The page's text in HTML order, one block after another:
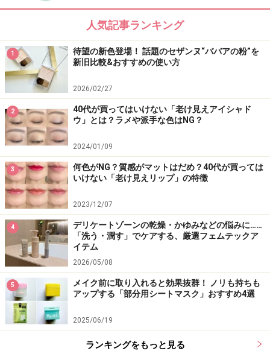
ピュアパールの微粒子で立体感と輝きを与えてくれる人気
パレット
シマーブリックと相性抜群の万能ブラシ
※記事内容は執筆時点のものです。最新の内容をご確認くださ
い。
※個人の体質、また、誤った方法による実践に起因して肌荒れや
不調を引き起こす場合があります。実践の際には、必ず自身の体
質及び健康状態を十分に考慮し、正しい方法で行ってください。
また、全ての方への有効性を保証するものではありません。
【編集部おすすめの購入サイト】
Amazonで化粧品・コスメをチェック！
人気記事ランキング
1
待望の新色登場！ 話題のセザンヌ“ババアの粉”を
新旧比較&おすすめの使い方
2026/02/27
2
40代が買ってはいけない「老け見えアイシャド
ウ」とは？ラメや派手な色はNG？
2024/01/09
3
何色がNG？質感がマットはだめ？40代が買っては
いけない「老け見えリップ」の特徴
2023/12/07
4
デリケートゾーンの乾燥・かゆみなどの悩みに……
「洗う・潤す」でケアする、厳選フェムテックア
イテム
2026/05/08
5
メイク前に取り入れると効果抜群！ ノリも持ちも
アップする「部分用シートマスク」おすすめ4選
2025/06/19
ランキングをもっと見る